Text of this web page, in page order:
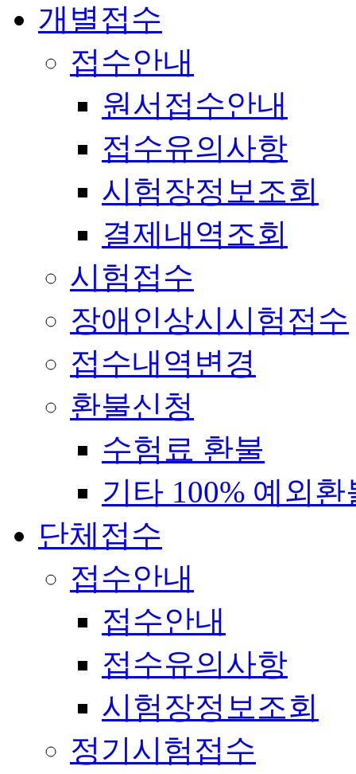
개별접수
접수안내
원서접수안내
접수유의사항
시험장정보조회
결제내역조회
시험접수
장애인상시시험접수
접수내역변경
환불신청
수험료 환불
기타 100% 예외환
단체접수
접수안내
접수안내
접수유의사항
시험장정보조회
정기시험접수